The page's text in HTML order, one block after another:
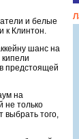
и белые
к Клинтон.
шанс на
предстоящей
на
не только
выбрать того,